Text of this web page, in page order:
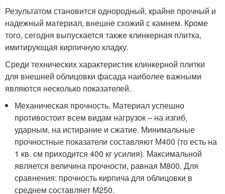
Результатом становится однородный, крайне прочный и
надежный материал, внешне схожий с камнем. Кроме
того, сегодня выпускается также клинкерная плитка,
имитирующая кирпичную кладку.
Среди технических характеристик клинкерной плитки
для внешней облицовки фасада наиболее важными
являются несколько показателей.
Механическая прочность. Материал успешно
противостоит всем видам нагрузок – на изгиб,
ударным, на истирание и сжатие. Минимальные
прочностные показатели составляют М400 (то есть на
1 кв. см приходится 400 кг усилия). Максимальной
является величина прочности, равная М800. Для
сравнения: прочность кирпича для облицовки в
среднем составляет М250.